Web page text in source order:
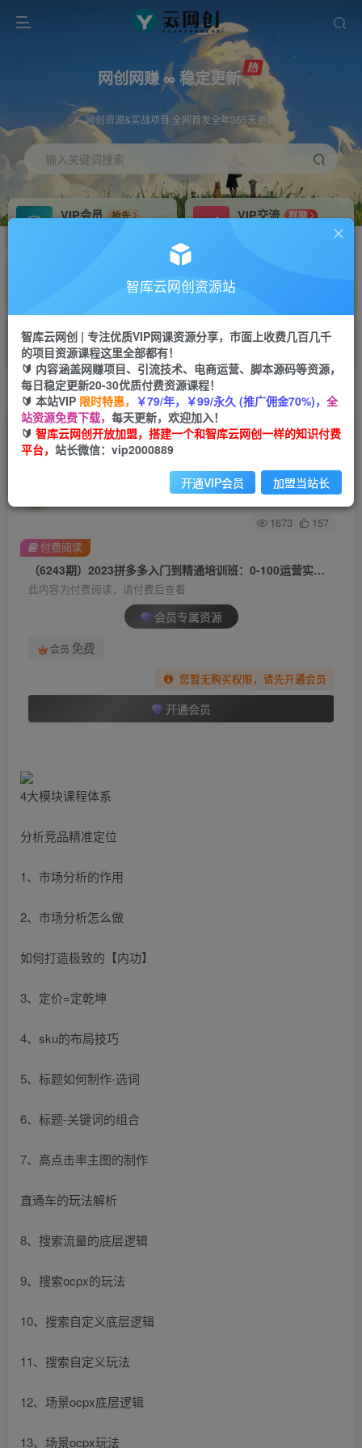
网创网赚 ∞ 稳定更新
网创资源&实战项目 全网首发全年365天更新
输入关键词搜索
VIP会员
抢先
VIP交流
群聊
研究探讨更多创业项目路子。
会员专属推广链接
网赚网创 项目
365天稳定跟新
APP下载
GO
首页 创业课程 会员专属 正文
（6243期）2023拼多多入门到精通培训班：0-100
运营实战技巧 精细化系列课带你弯道超车
关注 私信
1673 157
（6243期）2023拼多多入门到精通培训班：0-100运营实战技巧 精细化系列课带你弯道超车
此内容为付费阅读，请付费后查看
会员专属资源
会员 免费
您暂无购买权限，请先开通会员
开通会员
付费阅读
4大模块课程体系
分析竞品精准定位
1、市场分析的作用
2、市场分析怎么做
如何打造极致的【内功】
3、定价=定乾坤
4、sku的布局技巧
5、标题如何制作-选词
6、标题-关键词的组合
7、高点击率主图的制作
直通车的玩法解析
8、搜索流量的底层逻辑
9、搜索ocpx的玩法
10、搜索自定义底层逻辑
11、搜索自定义玩法
12、场景ocpx底层逻辑
13、场景ocpx玩法
智库云网创资源站
智库云网创 | 专注优质VIP网课资源分享，市面上收费几百几千
的项目资源课程这里全部都有！
🔰 内容涵盖网赚项目、引流技术、电商运营、脚本源码等资源，
每日稳定更新20-30优质付费资源课程！
🔰 本站VIP 限时特惠， ￥79/年，￥99/永久 (推广佣金70%)， 全
站资源免费下载， 每天更新，欢迎加入！
🔰 智库云网创开放加盟，搭建一个和智库云网创一样的知识付费
平台， 站长微信：vip2000889
开通VIP会员 加盟当站长